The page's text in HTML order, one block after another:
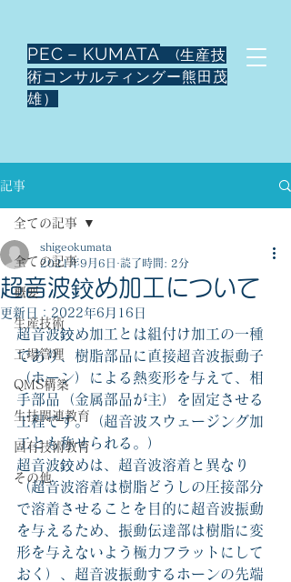
PEC－KUMATA
(生産技
術コンサルティングー熊田茂
雄）
記事
全ての記事
概要
生産技術
工場管理
QMS構築
生技関連教育
固有技術教育
その他
全ての記事
超音波鉸め加工について
shigeokumata
2021年9月6日
読了時間: 2分
更新日： 2022年6月16日
超音波鉸め加工とは組付け加工の一種
であり、樹脂部品に直接超音波振動子
（ホーン）による熱変形を与えて、相
手部品（金属部品が主）を固定させる
工程です。（超音波スウェージング加
工とも称せられる。）
超音波鉸めは、超音波溶着と異なり
（超音波溶着は樹脂どうしの圧接部分
で溶着させることを目的に超音波振動
を与えるため、振動伝達部は樹脂に変
形を与えないよう極力フラットにして
おく）、超音波振動するホーンの先端